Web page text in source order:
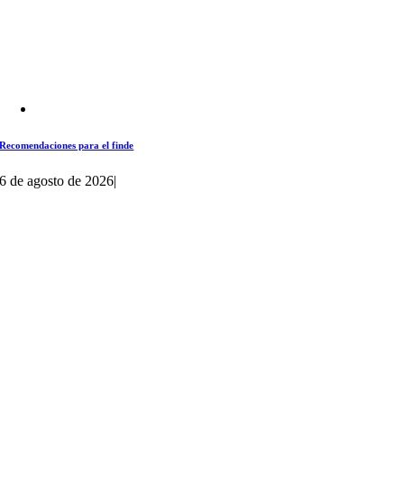
Recomendaciones para el finde
6 de agosto de 2026|